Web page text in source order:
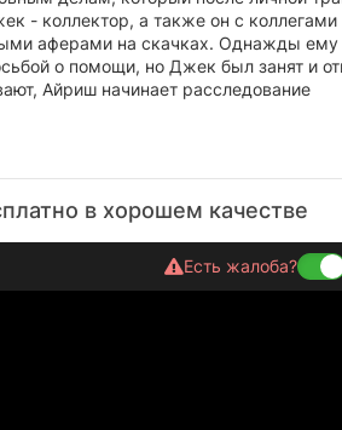
- коллектор, а также он с коллегами
аферами на скачках. Однажды ему
о помощи, но Джек был занят и
Айриш начинает расследование
в хорошем качестве
Есть жалоба?